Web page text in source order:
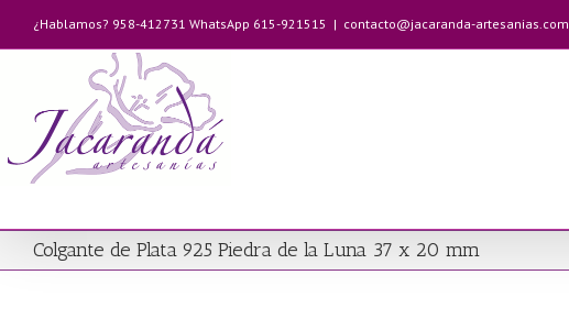
contenido
¿Hablamos? 958-412731 WhatsApp 615-921515 | contacto@jacaranda-artesanias.com
Colgante de Plata 925 Piedra de la Luna 37 x 20 mm